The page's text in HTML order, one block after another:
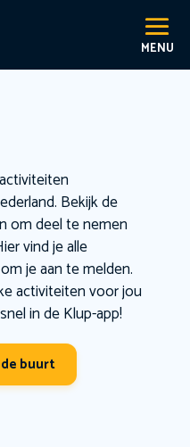
Bekijk de
om deel te nemen
vind je alle
je aan te melden.
activiteiten voor jou
in de Klup-app!
buurt